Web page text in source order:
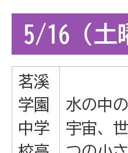
5/16（土
茗溪
学園
中学
水の中
宇宙、